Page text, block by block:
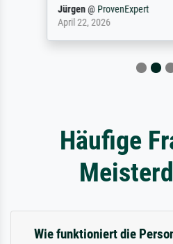
Jürgen@ ProvenExpert
April 22, 2026
Häufige
Wie funktioniert die